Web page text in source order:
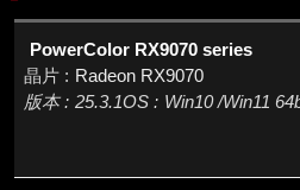
PowerColor RX9070 series
Radeon RX9070
25.3.1
Win10 /Win11